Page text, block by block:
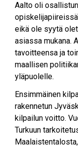
Aalto oli
eikä ole syytä
asiassa mukana.
tavoitteensa ja
maallisen
yläpuolelle.
Ensimmäinen
rakennetun
kilpailun voitto.
Turkuun